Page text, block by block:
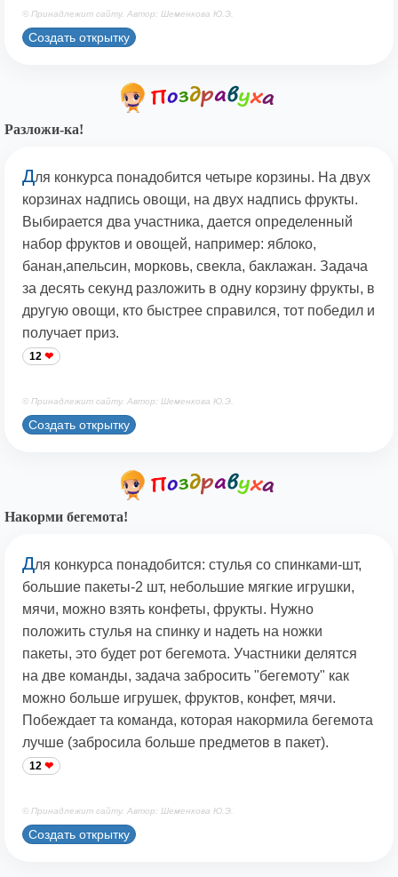
© Принадлежит сайту. Автор: Шеменкова Ю.Э.
Создать открытку
Разложи-ка!
Для конкурса понадобится четыре корзины. На двух
корзинах надпись овощи, на двух надпись фрукты.
Выбирается два участника, дается определенный
набор фруктов и овощей, например: яблоко,
банан,апельсин, морковь, свекла, баклажан. Задача
за десять секунд разложить в одну корзину фрукты, в
другую овощи, кто быстрее справился, тот победил и
получает приз.
12
© Принадлежит сайту. Автор: Шеменкова Ю.Э.
Создать открытку
Накорми бегемота!
Для конкурса понадобится: стулья со спинками-шт,
большие пакеты-2 шт, небольшие мягкие игрушки,
мячи, можно взять конфеты, фрукты. Нужно
положить стулья на спинку и надеть на ножки
пакеты, это будет рот бегемота. Участники делятся
на две команды, задача забросить "бегемоту" как
можно больше игрушек, фруктов, конфет, мячи.
Побеждает та команда, которая накормила бегемота
лучше (забросила больше предметов в пакет).
12
© Принадлежит сайту. Автор: Шеменкова Ю.Э.
Создать открытку